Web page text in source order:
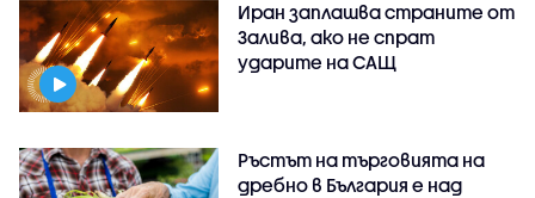
Иран заплашва страните от
Залива, ако не спрат
ударите на САЩ
Ръстът на търговията на
дребно в България е над